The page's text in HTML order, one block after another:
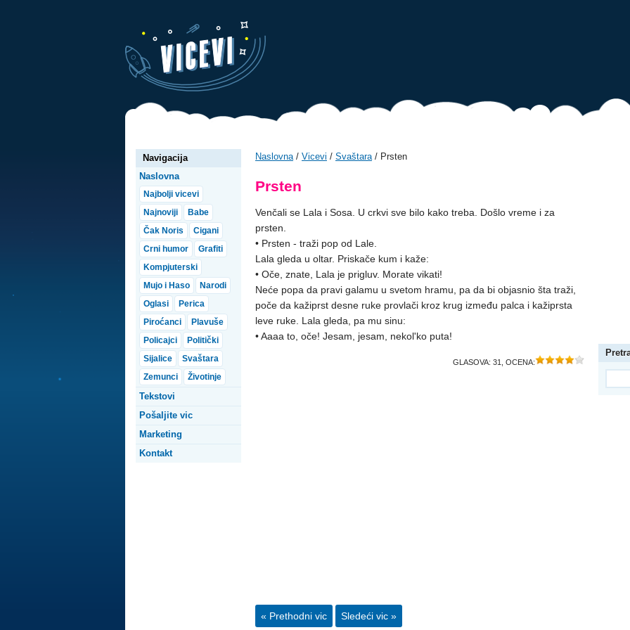
Naslovna/ Vicevi / Svaštara/ Prsten
Prsten
Venčali se Lala i Sosa. U crkvi sve bilo kako treba. Došlo vreme i za
prsten.
• Prsten - traži pop od Lale.
Lala gleda u oltar. Priskače kum i kaže:
• Oče, znate, Lala je prigluv. Morate vikati!
Neće popa da pravi galamu u svetom hramu, pa da bi objasnio šta traži,
poče da kažiprst desne ruke provlači kroz krug između palca i kažiprsta
leve ruke. Lala gleda, pa mu sinu:
• Aaaa to, oče! Jesam, jesam, nekol'ko puta!
GLASOVA: 31 , OCENA:
« Prethodni vic Sledeći vic »
Navigacija
Naslovna
Najbolji vicevi
Najnoviji
Babe
Čak Noris
Cigani
Crni humor
Grafiti
Kompjuterski
Mujo i Haso
Narodi
Oglasi
Perica
Piroćanci
Plavuše
Policajci
Politički
Sijalice
Svaštara
Zemunci
Životinje
Tekstovi
Pošaljite vic
Marketing
Kontakt